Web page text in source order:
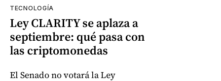
TECNOLOGÍA
Ley CLARITY se aplaza a
septiembre: qué pasa con
las criptomonedas
El Senado no votará la Ley